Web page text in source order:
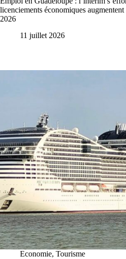
licenciements économiques
2026
11 juillet 2026
Economie, Tourisme